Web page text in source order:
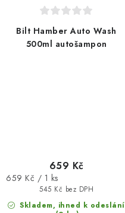
Bilt Hamber Auto Wash
500ml autošampon
Skladem, ihned k odeslání
545 Kč bez DPH
659 Kč
Měrná
659 Kč / 1 ks